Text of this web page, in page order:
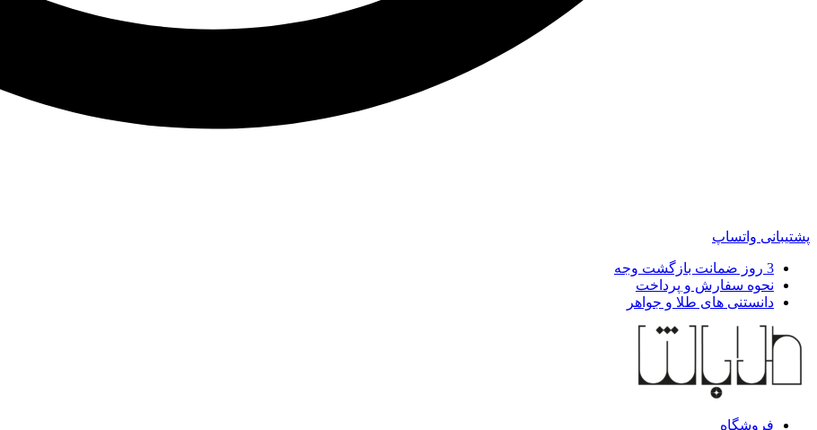
پشتیبانی واتساپ
3 روز ضمانت بازگشت وجه
نحوه سفارش و پرداخت
دانستنی های طلا و جواهر
فروشگاه